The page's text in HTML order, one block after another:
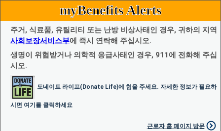
myBenefits Alerts
주거, 식료품, 유틸리티 또는 난방 비상사태인 경우, 귀하의 지역
사회보장서비스부에 즉시 연락해 주십시오.
생명이 위협받거나 의학적 응급사태인 경우, 911에 전화해 주십
시오.
도네이트 라이프(Donate Life)에 힘을 주세요. 자세한 정보가 필요하
시면 여기를 클릭하세요
근로자 홈 페이지 방문